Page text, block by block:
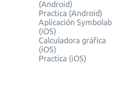
(Android)
Practica (Android)
Aplicación Symbolab
(iOS)
Calculadora gráfica
(iOS)
Practica (iOS)